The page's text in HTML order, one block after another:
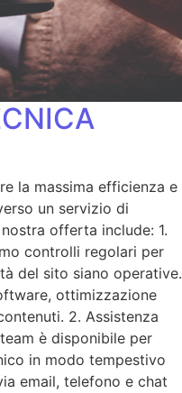
la massima efficienza e
un servizio di
offerta include: 1.
controlli regolari per
del sito siano operative.
ottimizzazione
2. Assistenza
è disponibile per
in modo tempestivo
email, telefono e chat